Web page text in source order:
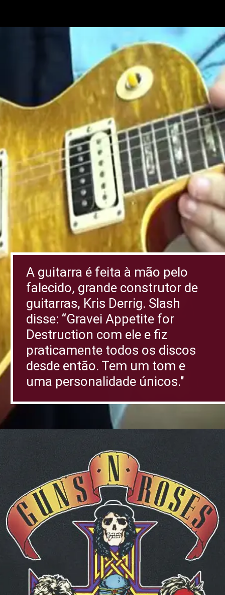
A guitarra é feita à mão pelo
falecido, grande construtor de
guitarras, Kris Derrig. Slash
disse: “Gravei Appetite for
Destruction com ele e fiz
praticamente todos os discos
desde então. Tem um tom e
uma personalidade únicos."